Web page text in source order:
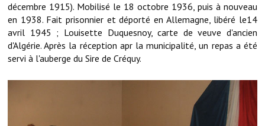
Les réseaux partenaires
L'association des maires
L'office de tourisme
Le conseil départemental
décembre 1915). Mobilisé le 18 octobre 1936, puis à nouveau
en 1938. Fait prisonnier et déporté en Allemagne, libéré le14
avril 1945 ; Louisette Duquesnoy, carte de veuve d'ancien
d'Algérie. Après la réception apr la municipalité, un repas a été
servi à l'auberge du Sire de Créquy.